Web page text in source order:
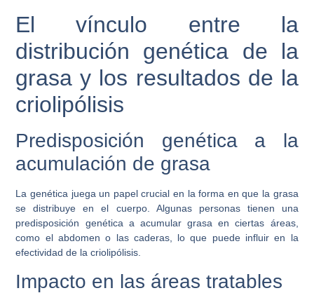
El vínculo entre la
distribución genética de la
grasa y los resultados de la
criolipólisis
Predisposición genética a la
acumulación de grasa
La genética juega un papel crucial en la forma en que la grasa
se distribuye en el cuerpo. Algunas personas tienen una
predisposición genética a acumular grasa en ciertas áreas,
como el abdomen o las caderas, lo que puede influir en la
efectividad de la criolipólisis.
Impacto en las áreas tratables